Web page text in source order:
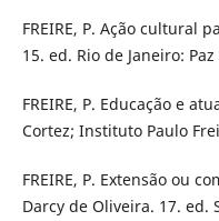
FREIRE, P. Ação cultural
15. ed. Rio de Janeiro:
FREIRE, P. Educação e
Cortez; Instituto Paulo
FREIRE, P. Extensão ou
Darcy de Oliveira. 17. ed.